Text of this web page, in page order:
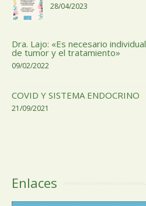
28/04/2023
Dra. Lajo: «Es necesario
de tumor y el tratamiento»
09/02/2022
COVID Y SISTEMA ENDOCRINO
21/09/2021
Enlaces